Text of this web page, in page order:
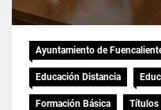
Ayuntamiento de
Educación Distancia
Formación Básica Títulos